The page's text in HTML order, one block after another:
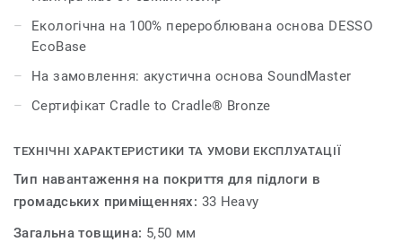
ефективніше поєднувати теплі та прохолодні
нейтральні тони, вводити сміливі відтінки та робити
оригінальні акценти, а також використовувати
нескінченні можливості для комбінування і творчих
Essence є надзвичайно практичним і функціональним
Екологічна на 100% перероблювана основа DESSO
EcoBase
На замовлення: акустична основа SoundMaster
Сертифікат Cradle to Cradle® Bronze
ТЕХНІЧНІ ХАРАКТЕРИСТИКИ ТА УМОВИ ЕКСПЛУАТАЦІЇ
Тип навантаження на покриття для підлоги в
громадських приміщеннях: 33 Heavy
Загальна товщина: 5,50 мм